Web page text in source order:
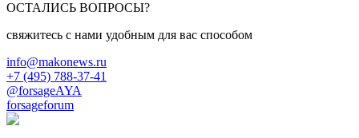
ОСТАЛИСЬ ВОПРОСЫ?
свяжитесь с нами удобным для вас способом
info@makonews.ru
+7 (495) 788-37-41
@forsageAYA
forsageforum